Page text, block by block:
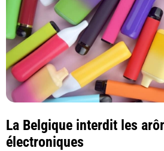
La Belgique interdit les
électroniques